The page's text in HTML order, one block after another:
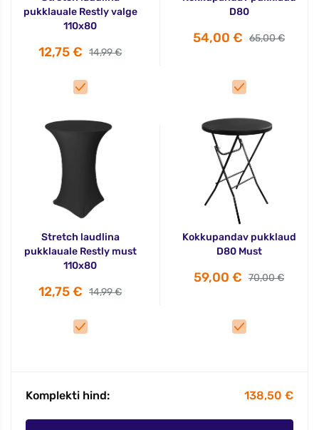
pukklauale Restly valge
110x80
12,75 € 14,99 €
D80
54,00 € 65,00 €
Stretch laudlina
pukklauale Restly must
110x80
12,75 € 14,99 €
Kokkupandav pukklaud
D80 Must
59,00 € 70,00 €
Komplekti hind: 138,50 €